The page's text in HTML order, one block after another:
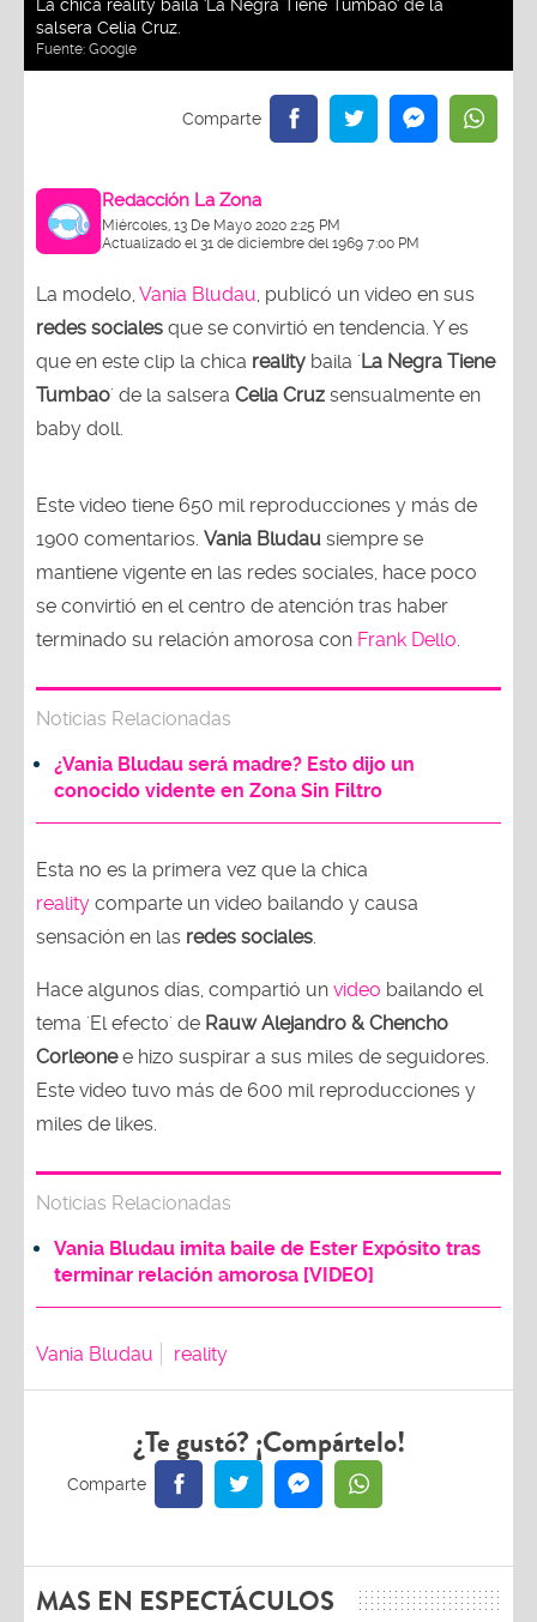
La chica reality baila 'La Negra Tiene Tumbao' de la
salsera Celia Cruz.
Fuente: Google
Redacción La Zona
Miércoles, 13 De Mayo 2020 2:25 PM
Actualizado el 31 de diciembre del 1969 7:00 PM
La modelo, Vania Bludau , publicó un video en sus
redes sociales que se convirtió en tendencia. Y es
que en este clip la chica reality baila 'La Negra Tiene
Tumbao' de la salsera Celia Cruz sensualmente en
baby doll.
Este video tiene 650 mil reproducciones y más de
1900 comentarios. Vania Bludau siempre se
mantiene vigente en las redes sociales, hace poco
se convirtió en el centro de atención tras haber
terminado su relación amorosa con Frank Dello
Noticias Relacionadas
¿Vania Bludau será madre? Esto dijo un
conocido vidente en Zona Sin Filtro
Esta no es la primera vez que la chica
reality comparte un video bailando y causa
sensación en las redes sociales
Hace algunos días, compartió un video bailando el
tema 'El efecto' de Rauw Alejandro & Chencho
Corleonee hizo suspirar a sus miles de seguidores.
Este video tuvo más de 600 mil reproducciones y
miles de likes.
Noticias Relacionadas
Vania Bludau imita baile de Ester Expósito tras
terminar relación amorosa [VIDEO]
Vania Bludau reality
¿Te gustó? ¡Compártelo!
MAS EN ESPECTÁCULOS